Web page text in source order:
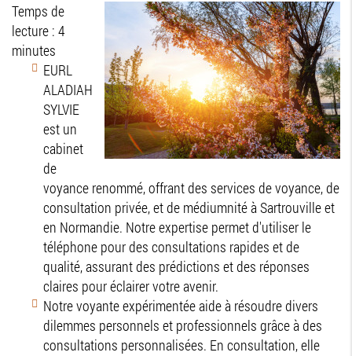
Temps de
lecture : 4
minutes
EURL
ALADIAH
SYLVIE
est un
cabinet
de
voyance renommé, offrant des services de voyance, de
consultation privée, et de médiumnité à Sartrouville et
en Normandie. Notre expertise permet d'utiliser le
téléphone pour des consultations rapides et de
qualité, assurant des prédictions et des réponses
claires pour éclairer votre avenir.
Notre voyante expérimentée aide à résoudre divers
dilemmes personnels et professionnels grâce à des
consultations personnalisées. En consultation, elle